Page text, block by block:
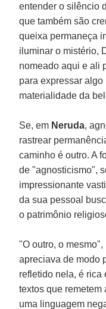
entender o silêncio
que também são
queixa permaneça
iluminar o mistério,
nomeado aqui e ali
para expressar algo
materialidade da
Se, em Neruda,
rastrear
caminho é outro. A
de "agnosticismo",
impressionante
da sua pessoal
o patrimônio
"O outro, o
apreciava de modo
refletido nela, é
textos que
uma linguagem